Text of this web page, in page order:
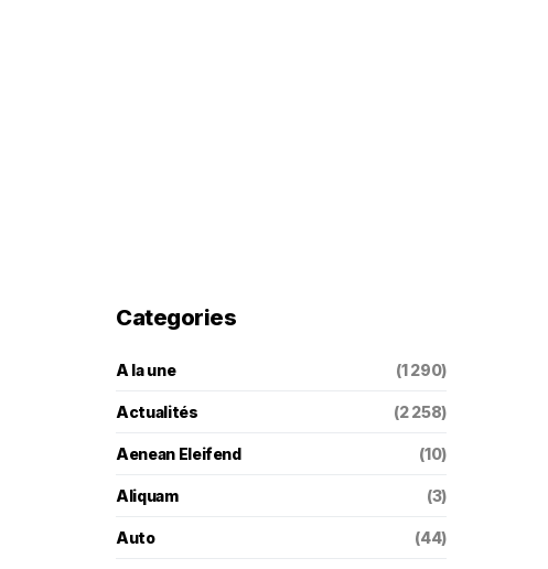
Categories
A la une (1 290)
Actualités (2 258)
Aenean Eleifend (10)
Aliquam (3)
Auto (44)